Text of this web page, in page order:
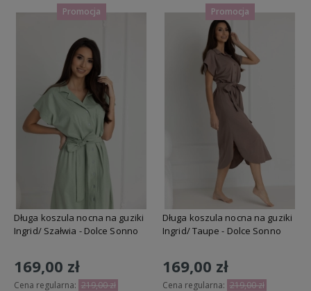
Długa koszula nocna na guziki
Ingrid/ Szałwia - Dolce Sonno
169,00 zł
Cena regularna: 219,00 zł
Promocja
Długa koszula nocna na guziki
Ingrid/ Taupe - Dolce Sonno
169,00 zł
Cena regularna: 219,00 zł
Promocja